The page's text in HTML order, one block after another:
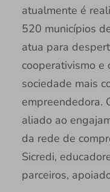
atualmente é
520 municípios
atua para
cooperativismo e
sociedade mais
empreendedora.
aliado ao
da rede de
Sicredi,
parceiros,